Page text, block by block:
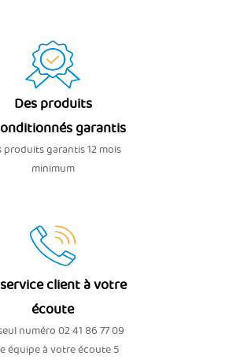
Des produits
garantis
produits garantis 12 mois
minimum
client à votre
écoute
numéro 02 41 86 77 09
équipe à votre écoute 5